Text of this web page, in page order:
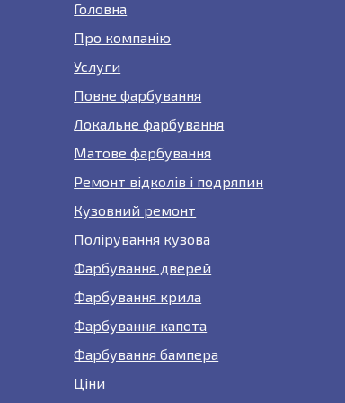
Головна
Про компанію
Услуги
Повне фарбування
Локальне фарбування
Матове фарбування
Ремонт відколів і подряпин
Кузовний ремонт
Полірування кузова
Фарбування дверей
Фарбування крила
Фарбування капота
Фарбування бампера
Ціни